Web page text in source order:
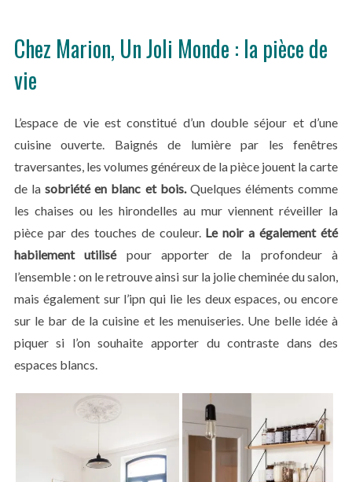
Chez Marion, Un Joli Monde : la pièce de
vie
L’espace de vie est constitué d’un double séjour et d’une
cuisine ouverte. Baignés de lumière par les fenêtres
traversantes, les volumes généreux de la pièce jouent la carte
de lasobriété en blanc et bois.Quelques éléments comme
les chaises ou les hirondelles au mur viennent réveiller la
pièce par des touches de couleur.Le noir a également été
habilement utilisépour apporter de la profondeur à
l’ensemble : on le retrouve ainsi sur la jolie cheminée du salon,
mais également sur l’ipn qui lie les deux espaces, ou encore
sur le bar de la cuisine et les menuiseries. Une belle idée à
piquer si l’on souhaite apporter du contraste dans des
espaces blancs.